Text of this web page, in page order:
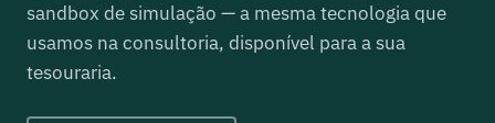
sandbox de simulação — a mesma tecnologia que
usamos na consultoria, disponível para a sua
tesouraria.